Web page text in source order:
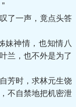
了一声，竟点头答
神情，也知情八
兰，也不外是为了
芳时，求林元生饶
不自禁地把机密泄